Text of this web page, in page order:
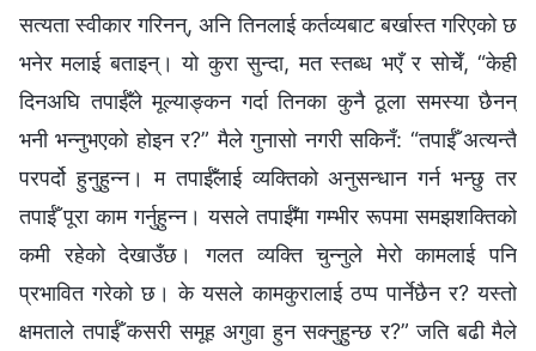
सत्यता स्वीकार गरिनन्, अनि तिनलाई कर्तव्यबाट बर्खास्त गरिएको छ
भनेर मलाई बताइन्। यो कुरा सुन्दा, मत स्तब्ध भएँ र सोचेँ, “केही
दिनअघि तपाईँले मूल्याङ्कन गर्दा तिनका कुनै ठूला समस्या छैनन्
भनी भन्नुभएको होइन र?” मैले गुनासो नगरी सकिनँ: “तपाईँ अत्यन्तै
परपर्दो हुनुहुन्न। म तपाईँलाई व्यक्तिको अनुसन्धान गर्न भन्छु तर
तपाईँ पूरा काम गर्नुहुन्न। यसले तपाईँमा गम्भीर रूपमा समझशक्तिको
कमी रहेको देखाउँछ। गलत व्यक्ति चुन्नुले मेरो कामलाई पनि
प्रभावित गरेको छ। के यसले कामकुरालाई ठप्प पार्नेछैन र? यस्तो
क्षमताले तपाईँ कसरी समूह अगुवा हुन सक्नुहुन्छ र?” जति बढी मैले